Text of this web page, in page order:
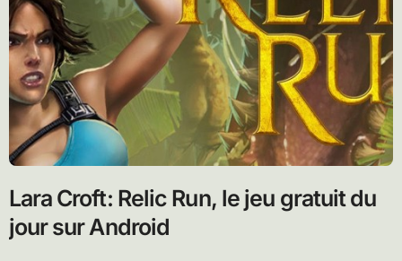
Lara Croft: Relic Run, le jeu gratuit du
jour sur Android